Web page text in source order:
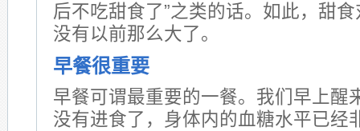
后不吃甜食了”之类的话。如此，甜
没有以前那么大了。
早餐很重要
早餐可谓最重要的一餐。我们早上醒
没有进食了，身体内的血糖水平已经